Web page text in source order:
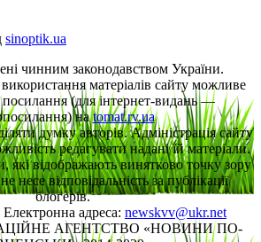
sinoptik.ua
чинним законодавством України.
матеріалів сайту можливе
(для інтернет-видань —
наtomat.rv.ua
думку авторів. Адміністрація сайту
редагувати надані їй матеріали.
які відображають винятково точку зору
несе відповідальність за публікації
блогерів.
Електронна адреса: newskvv@ukr.net
АГЕНТСТВО «НОВИНИ ПО-